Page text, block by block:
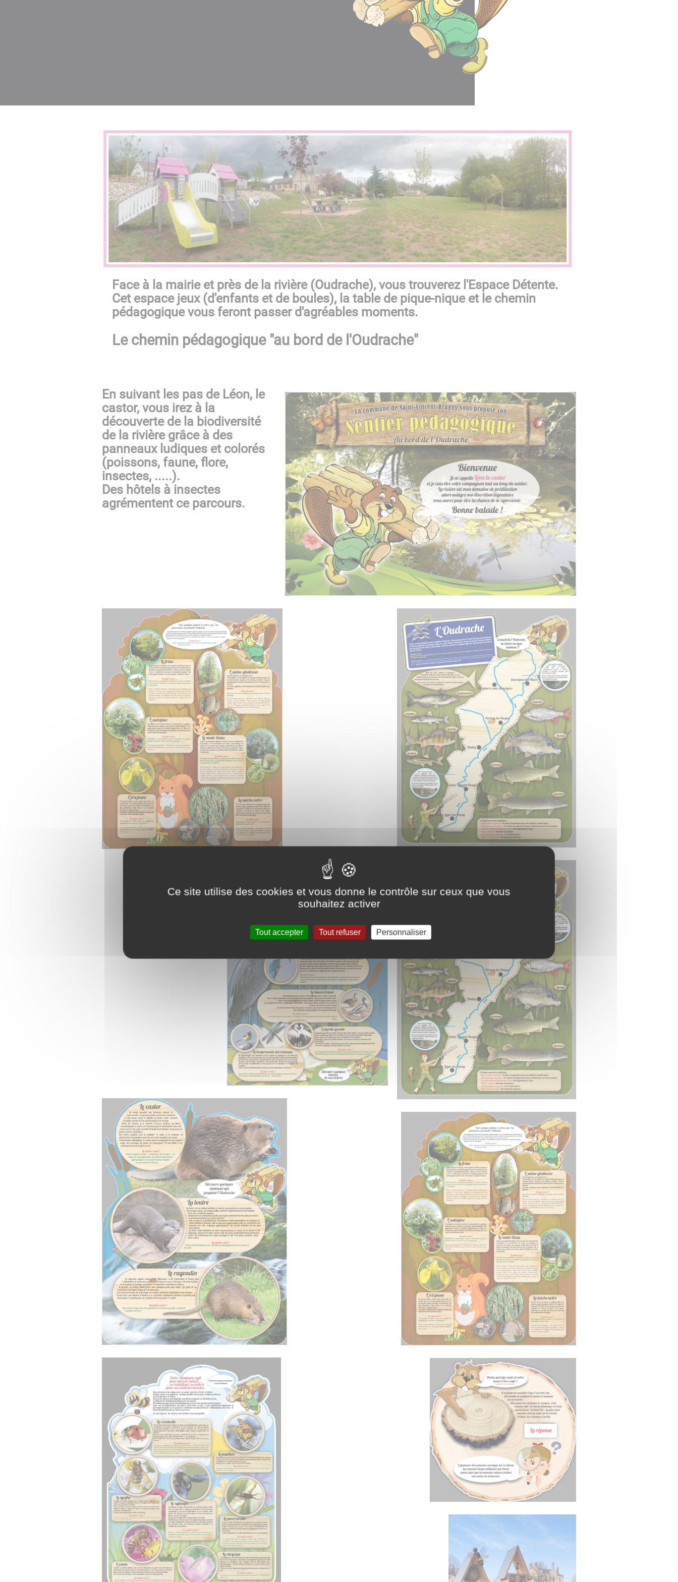
Face à la mairie et près de la rivière (Oudrache), vous trouverez l'Espace Détente.
Cet espace jeux (d'enfants et de boules), la table de pique-nique et le chemin
pédagogique vous feront passer d'agréables moments.
Le chemin pédagogique "au bord de l'Oudrache"
En suivant les pas de Léon, le
castor, vous irez à la
découverte de la biodiversité
de la rivière grâce à des
panneaux ludiques et colorés
(poissons, faune, flore,
insectes, .....).
Des hôtels à insectes
agrémentent ce parcours.
Ce site utilise des cookies et vous donne le contrôle sur ceux que vous
souhaitez activer
Tout accepter Tout refuser Personnaliser